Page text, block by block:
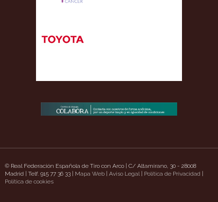
© Real Federación Española de Tiro con Arco | C/ Altamirano, 30 - 28008
Madrid | Telf. 915 77 36 33 | Mapa Web Aviso Legal| Política de Privacidad
Política de cookieshttps://www.uavpioneers.com/